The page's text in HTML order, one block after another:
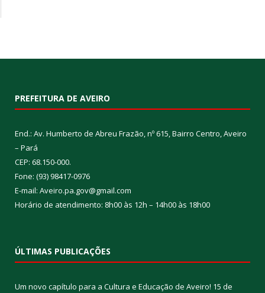
PREFEITURA DE AVEIRO
End.: Av. Humberto de Abreu Frazão, nº 615, Bairro Centro, Aveiro
– Pará
CEP: 68.150-000.
Fone: (93) 98417-0976
E-mail: Aveiro.pa.gov@gmail.com
Horário de atendimento: 8h00 às 12h – 14h00 às 18h00
ÚLTIMAS PUBLICAÇÕES
Um novo capítulo para a Cultura e Educação de Aveiro! 15 de